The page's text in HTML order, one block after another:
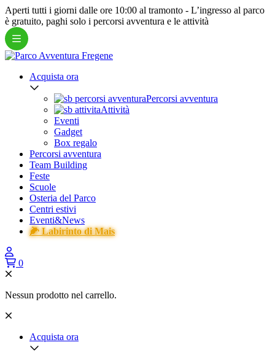
Aperti tutti i giorni dalle ore 10:00 al tramonto - L’ingresso al parco
è gratuito, paghi solo i percorsi avventura e le attività
Acquista ora
Percorsi avventura
Attività
Eventi
Gadget
Box regalo
Percorsi avventura
Team Building
Feste
Scuole
Osteria del Parco
Centri estivi
Eventi&News
🌽 Labirinto di Mais
0
Nessun prodotto nel carrello.
Acquista ora